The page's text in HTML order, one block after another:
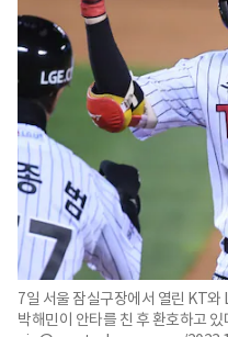
7일 서울 잠실구장에서 열린 KT와
박해민이 안타를 친 후 환호하고